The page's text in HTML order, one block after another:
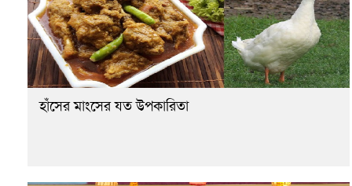
হাঁসের মাংসের যত উপকারিতা